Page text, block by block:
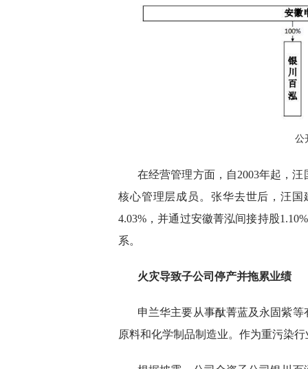
公
在经营管理方面，自2003年起，
核心管理层成员。张华去世后，汪
4.03%，并通过安徽菁泓间接持股
系。
火灾导致子公司停产并拖累业绩
申兰华主要从事酞菁蓝及永固紫
原料和化学制品制造业。作为重污染